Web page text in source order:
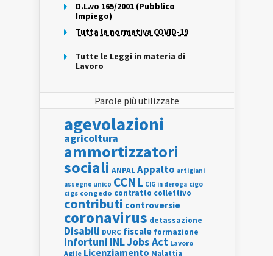
D.L.vo 165/2001 (Pubblico
Impiego)
Tutta la normativa COVID-19
Tutte le Leggi in materia di
Lavoro
Parole più utilizzate
agevolazioni
agricoltura
ammortizzatori
sociali ANPALAppalto artigiani
assegno unico CCNL CIG in deroga cigo
cigs congedo contratto collettivo
contributi controversie
coronavirus detassazione
Disabili DURC fiscale formazione
infortuni INLJobs Act Lavoro
Agile Licenziamento Malattia